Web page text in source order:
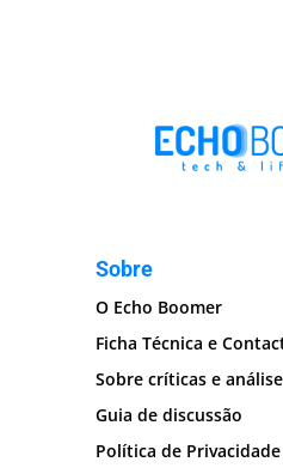
Sobre
O Echo Boomer
Ficha Técnica e
Sobre críticas e
Guia de discussão
Política de Privacidade